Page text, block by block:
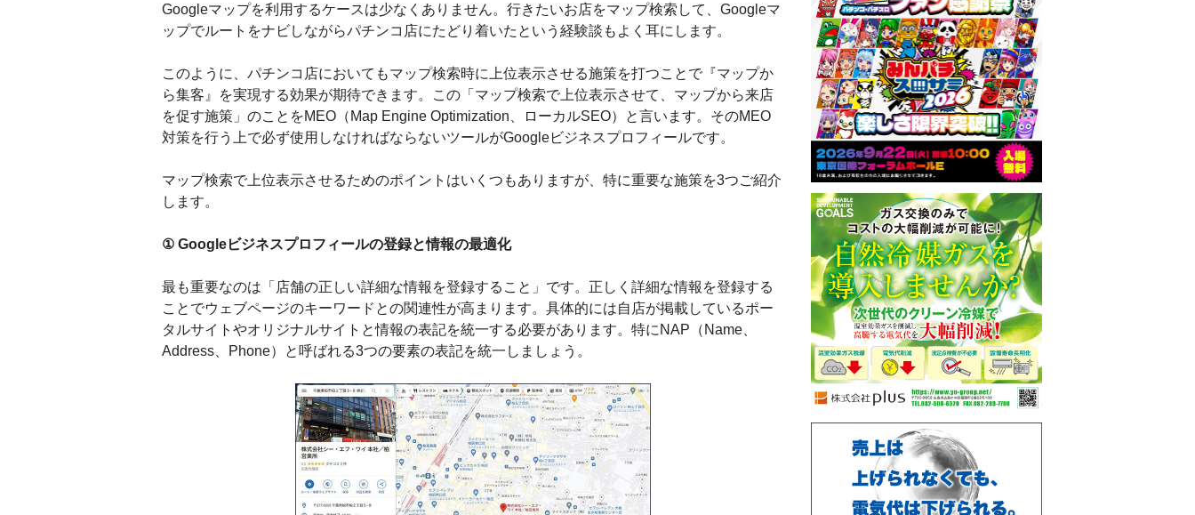
Googleマップを利用するケースは少なくありません。行きたいお店をマップ検索して、Googleマ
ップでルートをナビしながらパチンコ店にたどり着いたという経験談もよく耳にします。
このように、パチンコ店においてもマップ検索時に上位表示させる施策を打つことで『マップか
ら集客』を実現する効果が期待できます。この「マップ検索で上位表示させて、マップから来店
を促す施策」のことをMEO（Map Engine Optimization、ローカルSEO）と言います。そのMEO
対策を行う上で必ず使用しなければならないツールがGoogleビジネスプロフィールです。
マップ検索で上位表示させるためのポイントはいくつもありますが、特に重要な施策を3つご紹介
します。
① Googleビジネスプロフィールの登録と情報の最適化
最も重要なのは「店舗の正しい詳細な情報を登録すること」です。正しく詳細な情報を登録する
ことでウェブページのキーワードとの関連性が高まります。具体的には自店が掲載しているポー
タルサイトやオリジナルサイトと情報の表記を統一する必要があります。特にNAP（Name、
Address、Phone）と呼ばれる3つの要素の表記を統一しましょう。